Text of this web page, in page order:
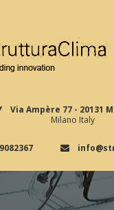
Via Ampère 77 - 20131
Milano Italy